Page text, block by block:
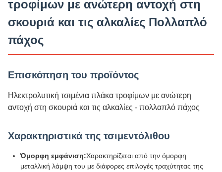
τροφίμων με ανώτερη αντοχή στη
σκουριά και τις αλκαλίες Πολλαπλό
πάχος
Επισκόπηση του προϊόντος
Ηλεκτρολυτική τσιμένια πλάκα τροφίμων με ανώτερη
αντοχή στη σκουριά και τις αλκαλίες - πολλαπλό πάχος
Χαρακτηριστικά της τσιμεντόλιθου
Όμορφη εμφάνιση:Χαρακτηρίζεται από την όμορφη
μεταλλική λάμψη του με διάφορες επιλογές τραχύτητας της